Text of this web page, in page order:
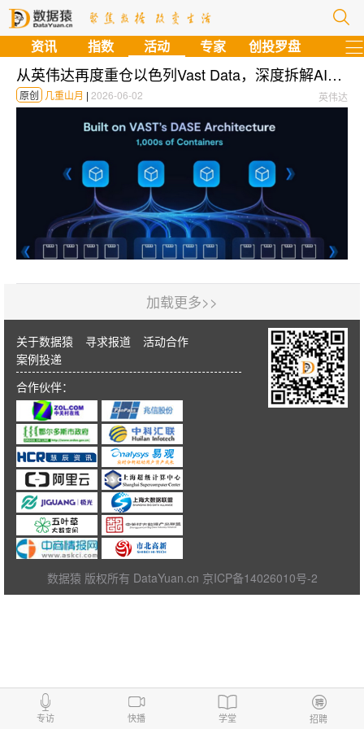
资讯 指数 活动 专家 创投罗盘
从英伟达再度重仓以色列Vast Data，深度拆解AI存储的万亿竞争格局
英伟达
原创 几重山月 | 2026-06-02
加载更多>>
关于数据猿 寻求报道
活动合作
案例投递
合作伙伴：
数据猿 版权所有 DataYuan.cn 京ICP备14026010号-2
专访 快播 学堂 招聘